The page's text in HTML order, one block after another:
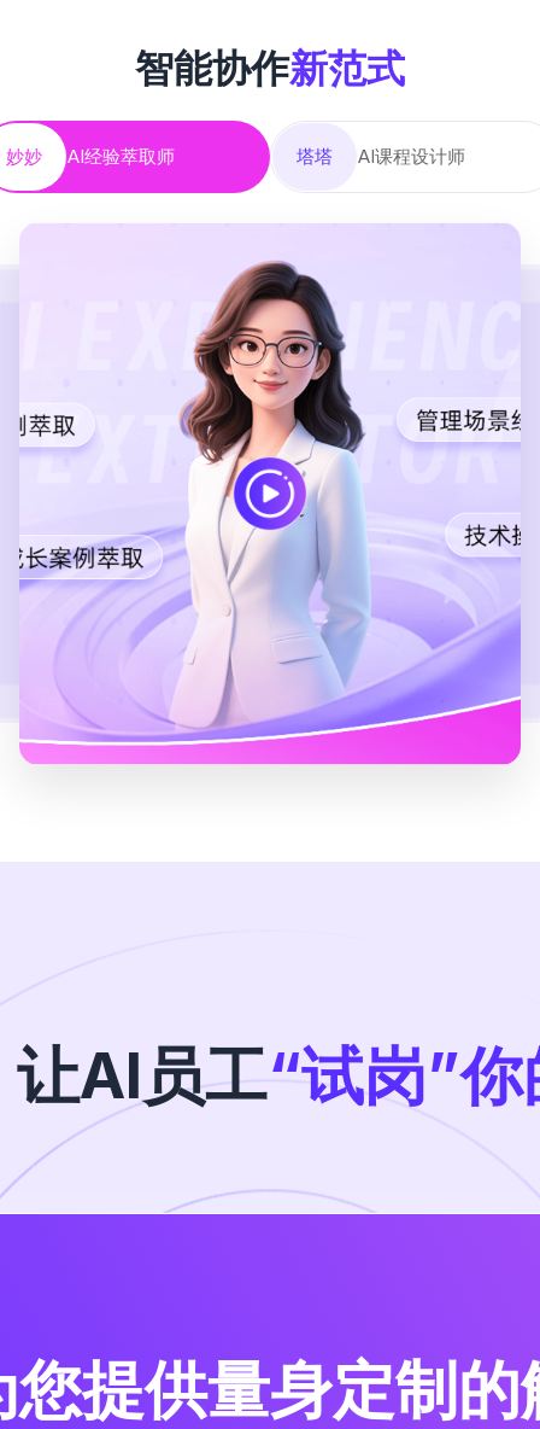
智能协作新范式
妙妙 AI经验萃取师 塔塔 AI课程设计师
AI员工“试岗”
提供量身定制